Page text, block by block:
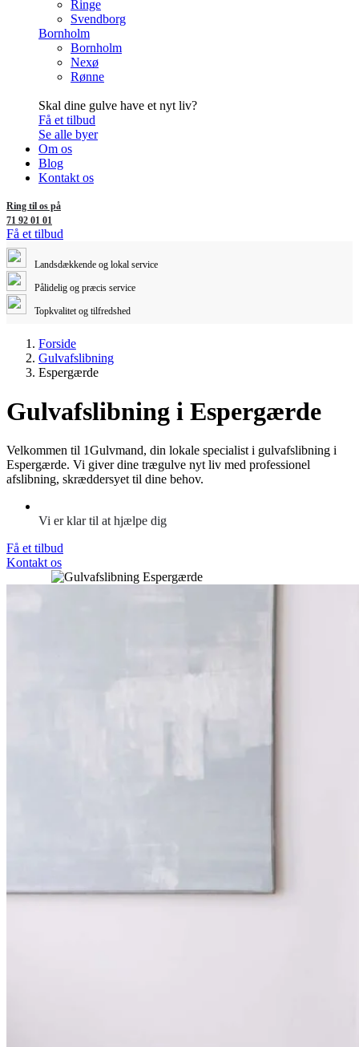
Ringe
Svendborg
Bornholm
Bornholm
Nexø
Rønne
Skal dine gulve have et nyt liv?
Få et tilbud
Se alle byer
Om os
Blog
Kontakt os
Ring til os på
71 92 01 01
Få et tilbud
Landsdækkende og lokal service
Pålidelig og præcis service
Topkvalitet og tilfredshed
Forside
Gulvafslibning
Espergærde
Gulvafslibning i Espergærde
Velkommen til 1Gulvmand, din lokale specialist i gulvafslibning i
Espergærde. Vi giver dine trægulve nyt liv med professionel
afslibning, skræddersyet til dine behov.
Vi er klar til at hjælpe dig
Få et tilbud
Kontakt os